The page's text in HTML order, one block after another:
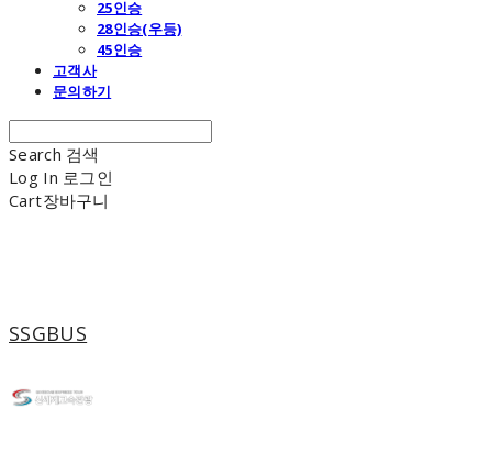
25인승
28인승(우등)
45인승
고객사
문의하기
Search 검색
Log In 로그인
Cart장바구니
SSGBUS